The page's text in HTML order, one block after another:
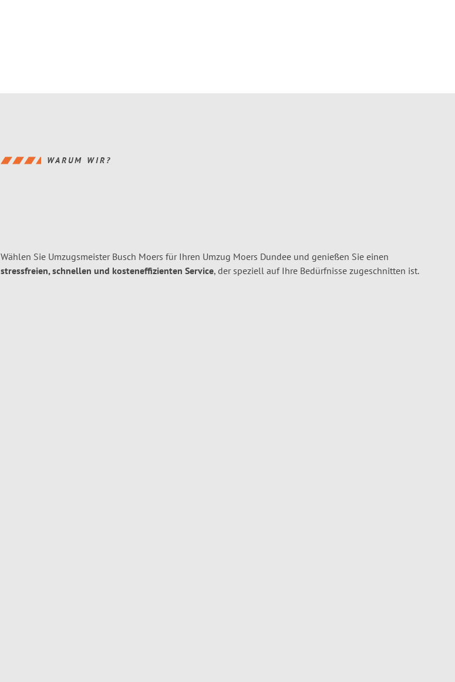
WARUM WIR?
Wählen Sie Umzugsmeister Busch Moers für Ihren Umzug Moers Dundee und genießen Sie einen
stressfreien, schnellen und kosteneffizienten Service, der speziell auf Ihre Bedürfnisse zugeschnitten ist.